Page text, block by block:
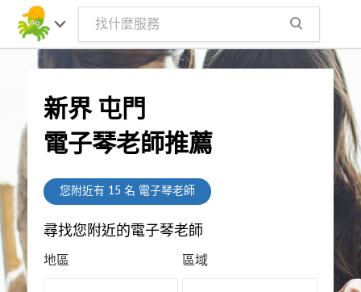
新界 屯門
電子琴老師推薦
您附近有 15名 電子琴老師
尋找您附近的電子琴老師
地區 區域